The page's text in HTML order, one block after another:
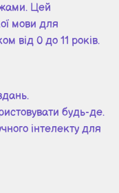
Цей
мови для
від 0 до 11 років.
будь-де.
інтелекту для